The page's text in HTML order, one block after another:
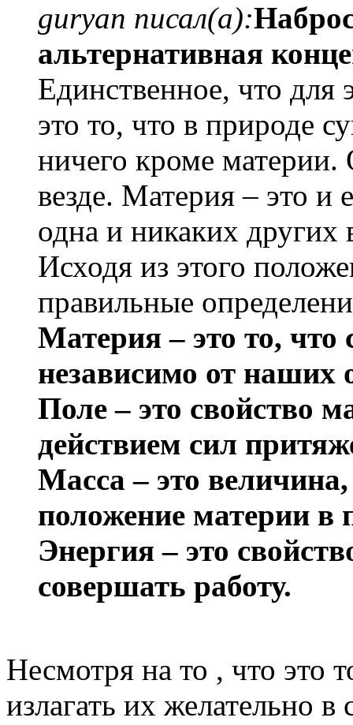
guryan писал(а):
альтернативная
Единственное, что для
это то, что в природе
ничего кроме материи.
везде. Материя – это и
одна и никаких других
Исходя из этого
правильные
Материя – это то, что
независимо от
Поле – это свойство
действием сил
Масса – это
положение материи в
Энергия – это
совершать работу.
Несмотря на то , что это
излагать их желательно в